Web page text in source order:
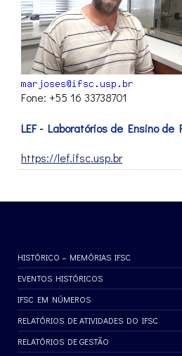
Fone: +55 16 33738701
LEF - Laboratórios de Ensino de
https://lef.ifsc.usp.br
HISTÓRICO – MEMÓRIAS IFSC
EVENTOS HISTÓRICOS
IFSC EM NÚMEROS
RELATÓRIOS DE ATIVIDADES DO IFSC
RELATÓRIOS DE GESTÃO